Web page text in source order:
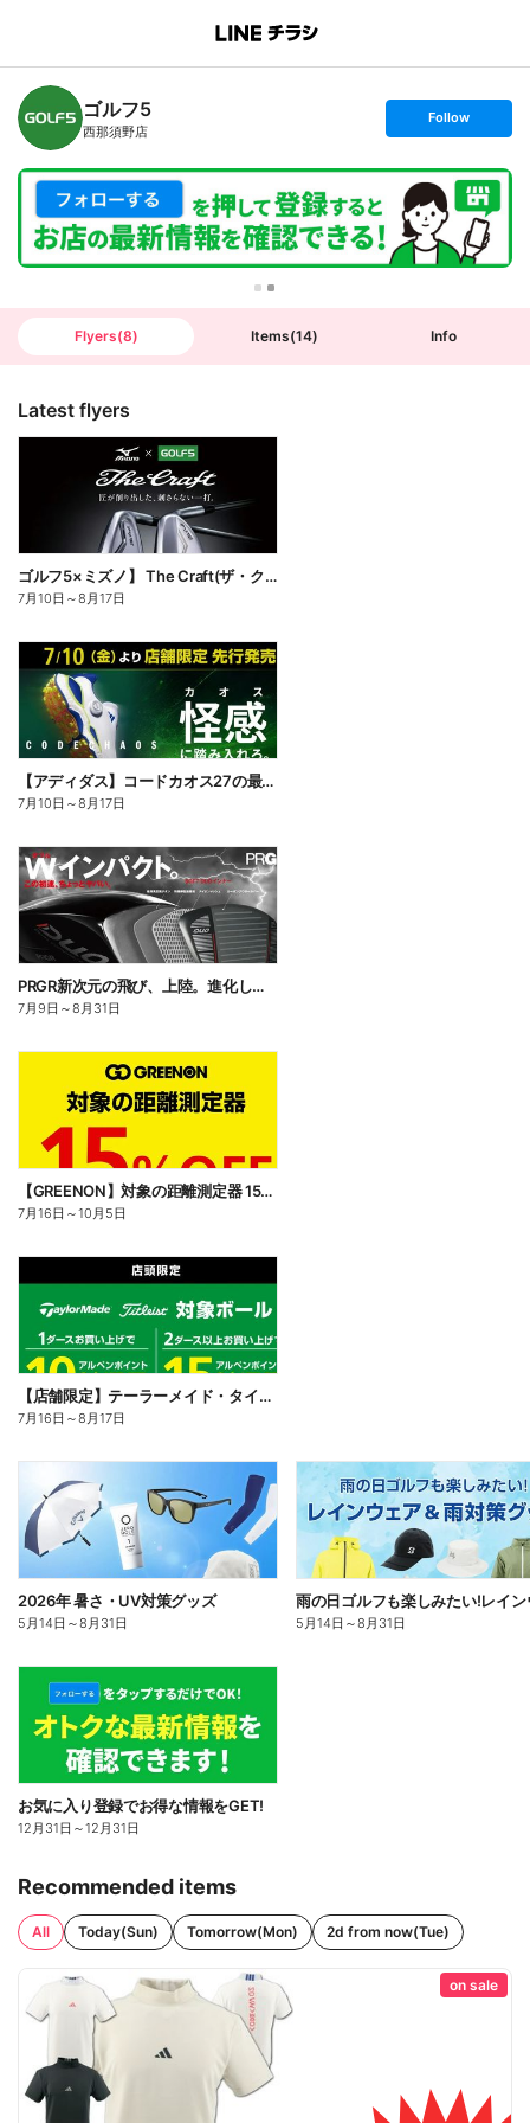
B
n
c
h
T
ゴルフ5
西那須野店
s
t
o
l
o
w
Follow
Flyers(8) Items(14) Info
Latest flyers
ゴルフ5×ミズノ】 The Craft(ザ・クラフト)匠が削り出した、刺さらない一打。
7月10日 ～8月17日
【アディダス】コードカオス27の最新作がさらなる快適性を備えて登場
7月10日 ～8月17日
PRGR新次元の飛び、上陸。進化したドライバー「RS DUO」誕生!
7月9日 ～8月31日
【GREENON】対象の距離測定器 15%OFF
7月16日 ～10月5日
【店舗限定】テーラーメイド・タイトリストの対象ボールをまとめ買いで15%還元 屋号企画
7月16日 ～8月17日
2026年 暑さ・UV対策グッズ
5月14日 ～8月31日 5月14日 ～8月31日
お気に入り登録でお得な情報をGET!
12月31日 ～12月31日
Recommended items
All Today(Sun) Tomorrow(Mon) 2d from now(Tue)
on sale